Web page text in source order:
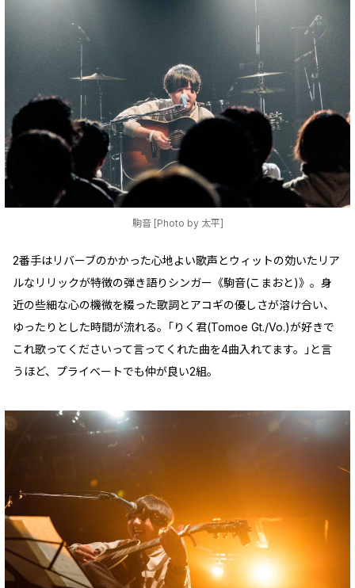
駒音 [Photo by 太平]
2番手はリバーブのかかった心地よい歌声とウィットの効いたリア
ルなリリックが特徴の弾き語りシンガー《駒音(こまおと)》。身
近の些細な心の機微を綴った歌詞とアコギの優しさが溶け合い、
ゆったりとした時間が流れる。｢りく君(Tomoe Gt./Vo.)が好きで
これ歌ってくださいって言ってくれた曲を4曲入れてます。｣と言
うほど、プライベートでも仲が良い2組。